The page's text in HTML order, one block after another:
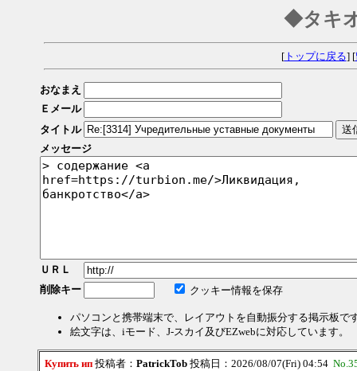
◆タキ
[トップに戻る] [
おなまえ
Ｅメール
タイトル
メッセージ
ＵＲＬ
削除キー
クッキー情報を保存
パソコンと携帯端末で、レイアウトを自動振分する掲示板で
絵文字は、iモード、J-スカイ及びEZwebに対応しています。
Купить ип 投稿者： PatrickTob 投稿日：2026/08/07(Fri) 04:54